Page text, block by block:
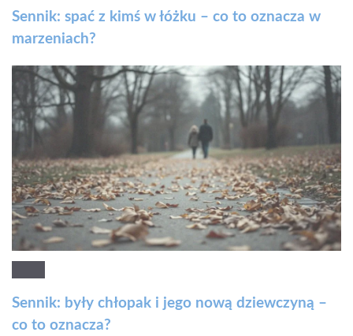
Sennik: spać z kimś w łóżku – co to oznacza w
marzeniach?
Sennik: były chłopak i jego nową dziewczyną –
co to oznacza?